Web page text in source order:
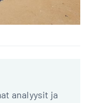
analyysit ja